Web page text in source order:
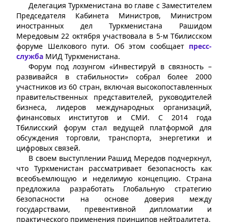
Делегация Туркменистана во главе с Заместителем
Председателя Кабинета Министров, Министром
иностранных дел Туркменистана Рашидом
Мередовым 22 октября участвовала в 5-м Тбилисском
форуме Шелкового пути. Об этом сообщает пресс-
служба МИД Туркменистана.
Форум под лозунгом «Инвестируй в связность –
развивайся в стабильности» собрал более 2000
участников из 60 стран, включая высокопоставленных
правительственных представителей, руководителей
бизнеса, лидеров международных организаций,
финансовых институтов и СМИ. С 2014 года
Тбилисский форум стал ведущей платформой для
обсуждения торговли, транспорта, энергетики и
цифровых связей.
В своем выступлении Рашид Мередов подчеркнул,
что Туркменистан рассматривает безопасность как
всеобъемлющую и неделимую концепцию. Страна
предложила разработать Глобальную стратегию
безопасности на основе доверия между
государствами, превентивной дипломатии и
практического применения принципов нейтралитета.